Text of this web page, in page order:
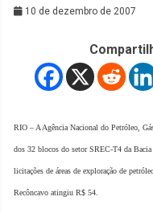
10 de dezembro de 2007
RIO – A Agência Nacional do Petróleo,
dos 32 blocos do setor SREC-T4 da Bacia
licitações de áreas de exploração de
Recôncavo atingiu R$ 54.